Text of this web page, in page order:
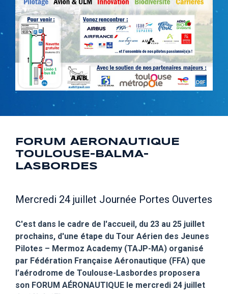
FORUM AERONAUTIQUE
TOULOUSE-BALMA-
LASBORDES
Mercredi 24 juillet Journée Portes Ouvertes
C'est dans le cadre de l'accueil, du 23 au 25 juillet
prochains, d'une étape du Tour Aérien des Jeunes
Pilotes – Mermoz Academy (TAJP-MA) organisé
par Fédération Française Aéronautique (FFA) que
l’aérodrome de Toulouse-Lasbordes proposera
son FORUM AÉRONAUTIQUE le mercredi 24 juillet